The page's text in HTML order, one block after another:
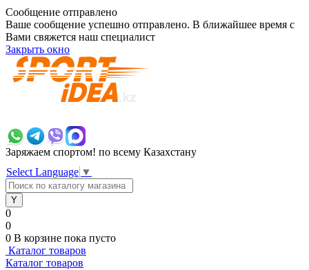
Сообщение отправлено
Ваше сообщение успешно отправлено. В ближайшее время с
Вами свяжется наш специалист
Закрыть окно
Заряжаем спортом! по всему Казахстану
Select Language ▼
0
0
0 В корзине пока пусто
Каталог товаров
Каталог товаров